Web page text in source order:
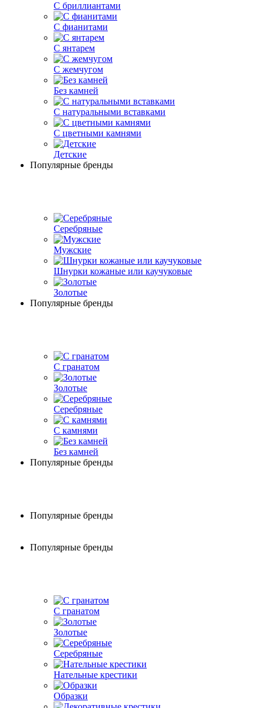
С бриллиантами
С фианитами
С янтарем
С жемчугом
Без камней
С натуральными вставками
С цветными камнями
Детские
Популярные бренды
Серебряные
Мужские
Шнурки кожаные или каучуковые
Золотые
Популярные бренды
С гранатом
Золотые
Серебряные
С камнями
Без камней
Популярные бренды
Популярные бренды
Популярные бренды
С гранатом
Золотые
Серебряные
Нательные крестики
Образки